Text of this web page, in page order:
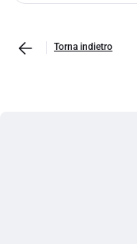
Torna indietro